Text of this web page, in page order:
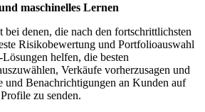
maschinelles Lernen
denen, die nach den fortschrittlichsten
Risikobewertung und Portfolioauswahl
helfen, die besten
Verkäufe vorherzusagen und
und Benachrichtigungen an Kunden auf
zu senden.